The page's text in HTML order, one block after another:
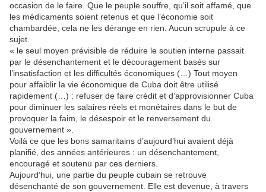
occasion de le faire. Que le peuple souffre, qu’il soit affamé, que
les médicaments soient retenus et que l’économie soit
chambardée, cela ne les dérange en rien. Aucun scrupule à ce
sujet.
« le seul moyen prévisible de réduire le soutien interne passait
par le désenchantement et le découragement basés sur
l’insatisfaction et les difficultés économiques (…) Tout moyen
pour affaiblir la vie économique de Cuba doit être utilisé
rapidement (…) : refuser de faire crédit et d’approvisionner Cuba
pour diminuer les salaires réels et monétaires dans le but de
provoquer la faim, le désespoir et le renversement du
gouvernement ».
Voilà ce que les bons samaritains d’aujourd’hui avaient déjà
planifié, des années antérieures : un désenchantement,
encouragé et soutenu par ces derniers.
Aujourd’hui, une partie du peuple cubain se retrouve
désenchanté de son gouvernement. Elle est devenue, à travers